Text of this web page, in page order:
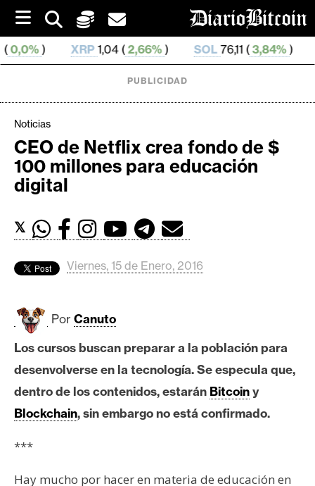
i
p
t
o
XRP1,04 ( 2,66%) SOL76,11 ( 3,84%) TRX0,328
C
r
i
M
c
d
o
s
PUBLICIDAD
Noticias
CEO de Netflix crea fondo de $
100 millones para educación
digital
𝕏
Viernes, 15 de Enero, 2016
Por Canuto
Los cursos buscan preparar a la población para
desenvolverse en la tecnología. Se especula que,
dentro de los contenidos, estarán Bitcoiny
Blockchain, sin embargo no está confirmado.
***
Hay mucho por hacer en materia de educación en